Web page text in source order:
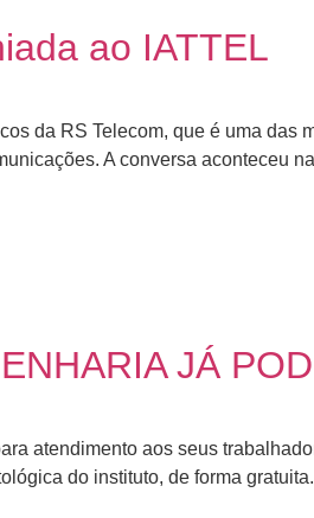
ao IATTEL
da RS Telecom, que é uma das
A conversa aconteceu
JÁ
atendimento aos seus
do instituto, de forma